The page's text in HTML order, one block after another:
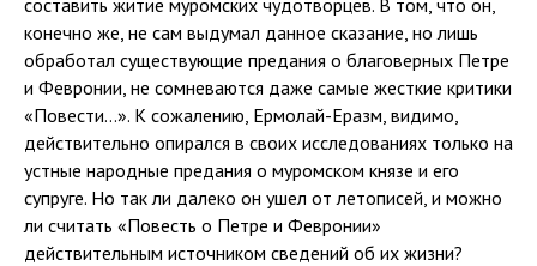
конечно же, не сам выдумал данное сказание, но лишь
обработал существующие предания о благоверных Петре
и Февронии, не сомневаются даже самые жесткие критики
«Повести…». К сожалению, Ермолай-Еразм, видимо,
действительно опирался в своих исследованиях только на
устные народные предания о муромском князе и его
супруге. Но так ли далеко он ушел от летописей, и можно
ли считать «Повесть о Петре и Февронии»
действительным источником сведений об их жизни?